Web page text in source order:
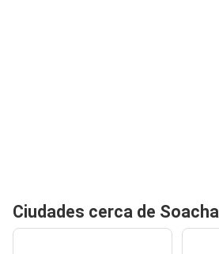
Ciudades cerca de Soacha